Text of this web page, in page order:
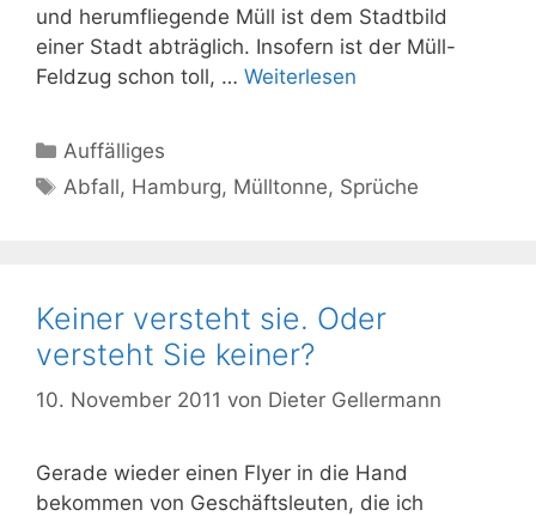
und herumfliegende Müll ist dem Stadtbild
einer Stadt abträglich. Insofern ist der Müll-
Feldzug schon toll, … Weiterlesen
Kategorien
Auffälliges
Schlagwörter
Abfall, Hamburg, Mülltonne, Sprüche
Keiner versteht sie. Oder
versteht Sie keiner?
10. November 2011 von Dieter Gellermann
Gerade wieder einen Flyer in die Hand
bekommen von Geschäftsleuten, die ich